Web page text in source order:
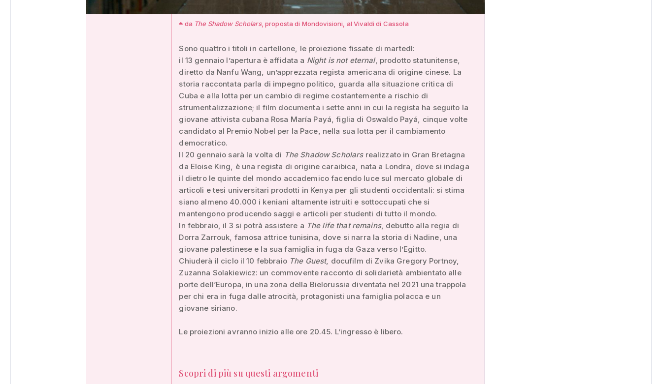
da The Shadow Scholars, proposta di Mondovisioni, al Vivaldi di Cassola
Sono quattro i titoli in cartellone, le proiezione fissate di martedì:
il 13 gennaio l’apertura è affidata a Night is not eternal, prodotto statunitense,
diretto da Nanfu Wang, un’apprezzata regista americana di origine cinese. La
storia raccontata parla di impegno politico, guarda alla situazione critica di
Cuba e alla lotta per un cambio di regime costantemente a rischio di
strumentalizzazione; il film documenta i sette anni in cui la regista ha seguito la
giovane attivista cubana Rosa María Payá, figlia di Oswaldo Payá, cinque volte
candidato al Premio Nobel per la Pace, nella sua lotta per il cambiamento
democratico.
Il 20 gennaio sarà la volta di The Shadow Scholarsrealizzato in Gran Bretagna
da Eloise King, è una regista di origine caraibica, nata a Londra, dove si indaga
il dietro le quinte del mondo accademico facendo luce sul mercato globale di
articoli e tesi universitari prodotti in Kenya per gli studenti occidentali: si stima
siano almeno 40.000 i keniani altamente istruiti e sottoccupati che si
mantengono producendo saggi e articoli per studenti di tutto il mondo.
In febbraio, il 3 si potrà assistere a The life that remains, debutto alla regia di
Dorra Zarrouk, famosa attrice tunisina, dove si narra la storia di Nadine, una
giovane palestinese e la sua famiglia in fuga da Gaza verso l’Egitto.
Chiuderà il ciclo il 10 febbraio The Guest, docufilm di Zvika Gregory Portnoy,
Zuzanna Solakiewicz: un commovente racconto di solidarietà ambientato alle
porte dell’Europa, in una zona della Bielorussia diventata nel 2021 una trappola
per chi era in fuga dalle atrocità, protagonisti una famiglia polacca e un
giovane siriano.
Le proiezioni avranno inizio alle ore 20.45. L’ingresso è libero.
Scopri di più su questi argomenti